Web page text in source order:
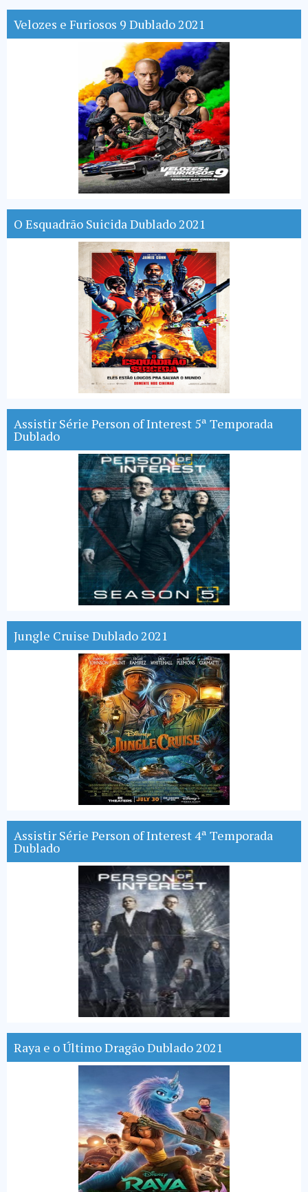
Velozes e Furiosos 9 Dublado 2021
O Esquadrão Suicida Dublado 2021
Assistir Série Person of Interest 5ª Temporada
Dublado
Jungle Cruise Dublado 2021
Assistir Série Person of Interest 4ª Temporada
Dublado
Raya e o Último Dragão Dublado 2021